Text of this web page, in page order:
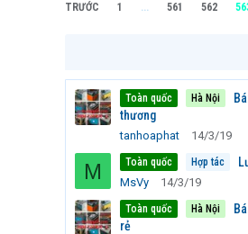
TRƯỚC 1 ... 561 562
Toàn quốc Hà Nội
thương
tanhoaphat 14/3/19
M Toàn quốc Hợp tác
MsVy 14/3/19
Toàn quốc Hà Nội
rẻ